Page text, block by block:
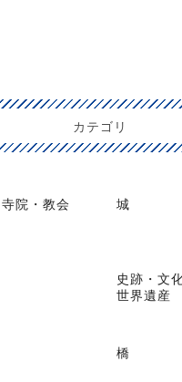
カテゴリ
院・教会 城
史跡・文
世界遺産
橋